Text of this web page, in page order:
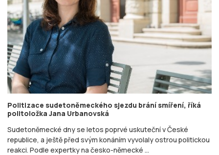
Politizace sudetoněmeckého sjezdu brání smíření, říká
politoložka Jana Urbanovská
Sudetoněmecké dny se letos poprvé uskuteční v České
republice, a ještě před svým konáním vyvolaly ostrou politickou
reakci. Podle expertky na česko-německé ...